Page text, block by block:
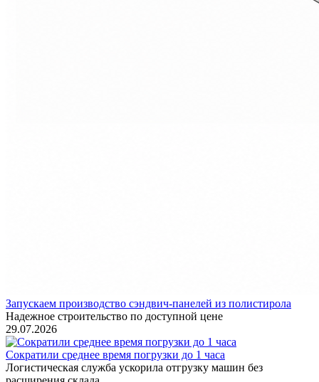
Запускаем производство сэндвич-панелей из полистирола
Надежное строительство по доступной цене
29.07.2026
Сократили среднее время погрузки до 1 часа
Логистическая служба ускорила отгрузку машин без